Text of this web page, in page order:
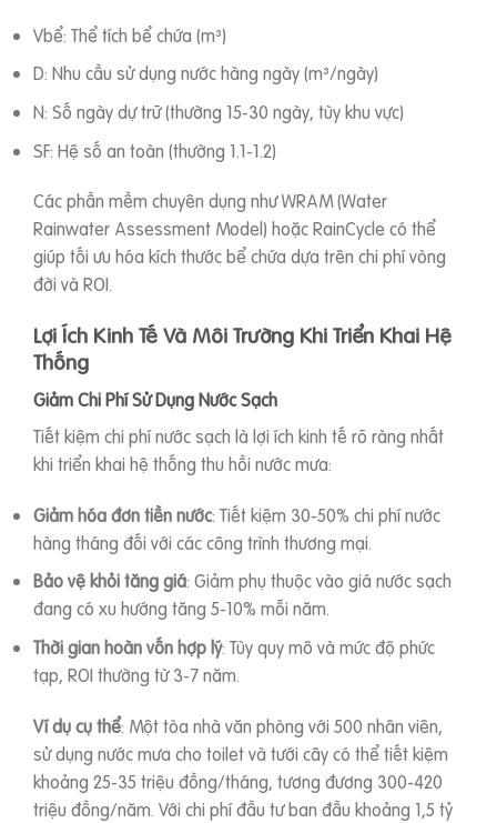
Vbể: Thể tích bể chứa (m³)
D: Nhu cầu sử dụng nước hàng ngày (m³/ngày)
N: Số ngày dự trữ (thường 15-30 ngày, tùy khu vực)
SF: Hệ số an toàn (thường 1.1-1.2)
Các phần mềm chuyên dụng như WRAM (Water
Rainwater Assessment Model) hoặc RainCycle có thể
giúp tối ưu hóa kích thước bể chứa dựa trên chi phí vòng
đời và ROI.
Lợi Ích Kinh Tế Và Môi Trường Khi Triển Khai Hệ
Thống
Giảm Chi Phí Sử Dụng Nước Sạch
Tiết kiệm chi phí nước sạch là lợi ích kinh tế rõ ràng nhất
khi triển khai hệ thống thu hồi nước mưa:
Giảm hóa đơn tiền nước: Tiết kiệm 30-50% chi phí nước
hàng tháng đối với các công trình thương mại.
Bảo vệ khỏi tăng giá: Giảm phụ thuộc vào giá nước sạch
đang có xu hướng tăng 5-10% mỗi năm.
Thời gian hoàn vốn hợp lý: Tùy quy mô và mức độ phức
tạp, ROI thường từ 3-7 năm.
Ví dụ cụ thể: Một tòa nhà văn phòng với 500 nhân viên,
sử dụng nước mưa cho toilet và tưới cây có thể tiết kiệm
khoảng 25-35 triệu đồng/tháng, tương đương 300-420
triệu đồng/năm. Với chi phí đầu tư ban đầu khoảng 1,5 tỷ